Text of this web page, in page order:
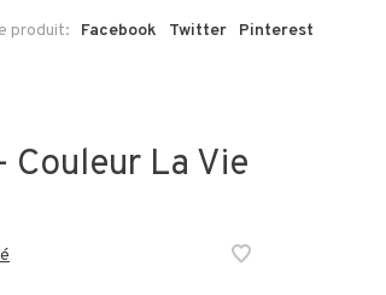
produit: Facebook Twitter Pinterest
Couleur La Vie